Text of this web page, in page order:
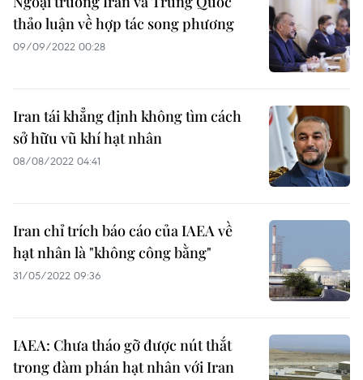
thảo luận về hợp tác song phương
09/09/2022 00:28
Iran tái khẳng định không tìm cách
sở hữu vũ khí hạt nhân
08/08/2022 04:41
Iran chỉ trích báo cáo của IAEA về
hạt nhân là "không công bằng"
31/05/2022 09:36
IAEA: Chưa tháo gỡ được nút thắt
trong đàm phán hạt nhân với Iran